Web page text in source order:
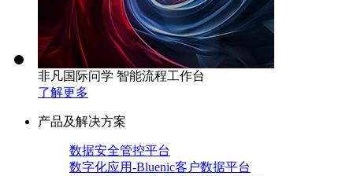
非凡国际问学 智能流程工作台
了解更多
产品及解决方案
数据安全管控平台
数字化应用-Bluenic客户数据平台